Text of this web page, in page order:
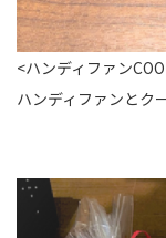
<ハンディファン
ハンディファンとク